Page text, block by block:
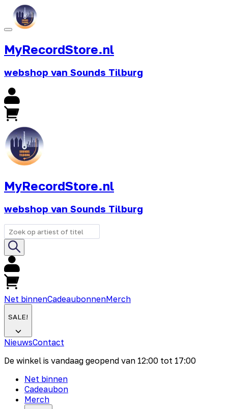
MyRecordStore.nl
webshop van Sounds Tilburg
MyRecordStore.nl
webshop van Sounds Tilburg
Net binnenCadeaubonnenMerch
SALE!
NieuwsContact
De winkel is vandaag geopend van 12:00 tot 17:00
Net binnen
Cadeaubon
Merch